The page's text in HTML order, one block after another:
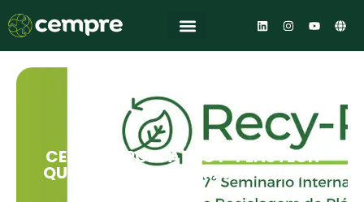
CEMPRE APOIA A RECY-PLASTECH
QUE ACONTECERÁ EM 30 DE JULHO